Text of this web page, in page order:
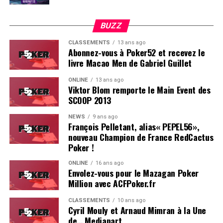
Philipp Gruissem – 776k (Bouton)
Philipp Gruissemréside actuellement à Brighton.
L’Allemand a bénéficié d’un coup de pouce du destin
pour monter un énorme tapis puis a géré son avance.
Auteur de performances de top niveau, Gruissem n’a
pas une profondeur extraordinaire et son caractère
devrait le pousser à bouger très vite.
Soleau à gauche, sorti par Logghe au centre
BUZZ
CLASSEMENTS 13 ans ago
Abonnez-vous à Poker52 et recevez le
livre Macao Men de Gabriel Guillet
ONLINE 13 ans ago
Viktor Blom remporte le Main Event des
SCOOP 2013
NEWS 9 ans ago
François Pelletant, alias« PEPEL56»,
nouveau Champion de France RedCactus
Poker !
ONLINE 16 ans ago
Envolez-vous pour le Mazagan Poker
Million avec ACFPoker.fr
CLASSEMENTS 10 ans ago
Cyril Mouly et Arnaud Mimran à la Une